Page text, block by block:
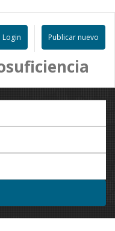
Publicar nuevo
Login